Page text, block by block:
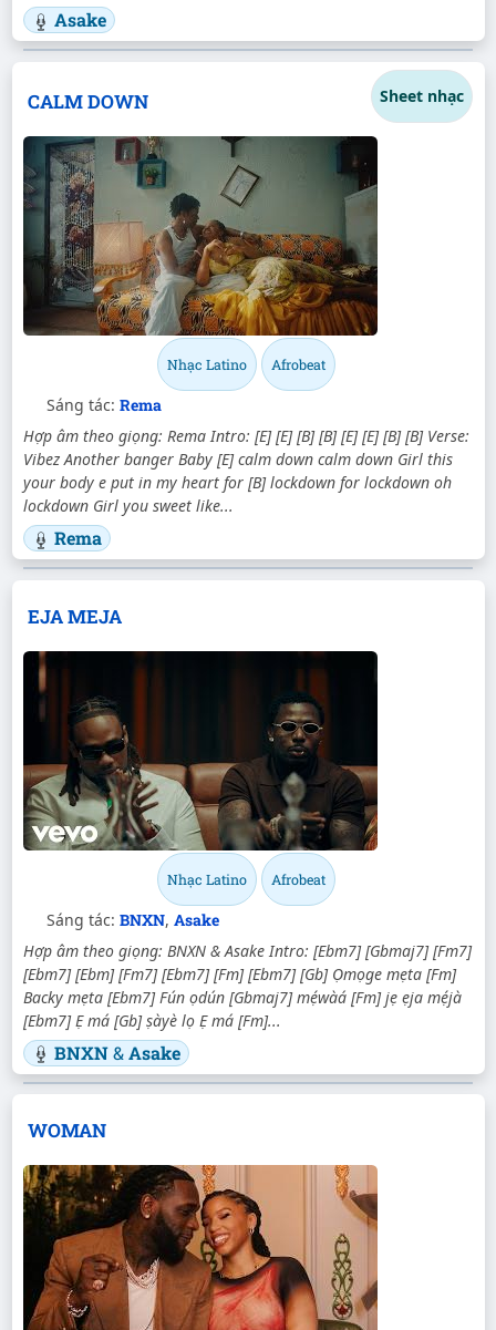
Asake
CALM DOWN Sheet nhạc
Nhạc Latino Afrobeat
Sáng tác: Rema
Hợp âm theo giọng: Rema Intro: [E] [E] [B] [B] [E] [E] [B] [B] Verse:
Vibez Another banger Baby [E] calm down calm down Girl this
your body e put in my heart for [B] lockdown for lockdown oh
lockdown Girl you sweet like...
Rema
EJA MEJA
Nhạc Latino Afrobeat
Sáng tác: BNXN, Asake
Hợp âm theo giọng: BNXN & Asake Intro: [Ebm7] [Gbmaj7] [Fm7]
[Ebm7] [Ebm] [Fm7] [Ebm7] [Fm] [Ebm7] [Gb] Ọmọge mẹta [Fm]
Backy mẹta [Ebm7] Fún ọdún [Gbmaj7] mẹ́wàá [Fm] jẹ ẹja mẹ́jà
[Ebm7] Ẹ má [Gb] ṣàyè lọ Ẹ má [Fm]...
BNXN&Asake
WOMAN